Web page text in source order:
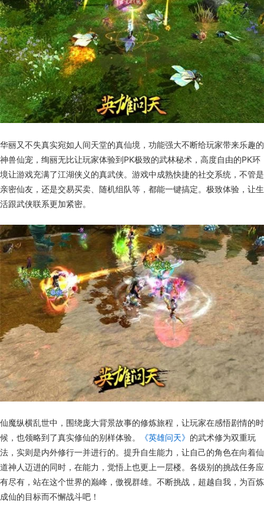
华丽又不失真实宛如人间天堂的真仙境，功能强大不断给玩家带来乐趣的
神兽仙宠，绚丽无比让玩家体验到PK极致的武林秘术，高度自由的PK环
境让游戏充满了江湖侠义的真武侠。游戏中成熟快捷的社交系统，不管是
亲密仙友，还是交易买卖、随机组队等，都能一键搞定。极致体验，让生
活跟武侠联系更加紧密。
仙魔纵横乱世中，围绕庞大背景故事的修炼旅程，让玩家在感悟剧情的时
候，也领略到了真实修仙的别样体验。
《英雄问天》 的武术修为双重玩
法，实则是内外修行一并进行的。提升自生能力，让自己的角色在向着仙
道神人迈进的同时，在能力，觉悟上也更上一层楼。各级别的挑战任务应
有尽有，站在这个世界的巅峰，傲视群雄。不断挑战，超越自我，为百炼
成仙的目标而不懈战斗吧！